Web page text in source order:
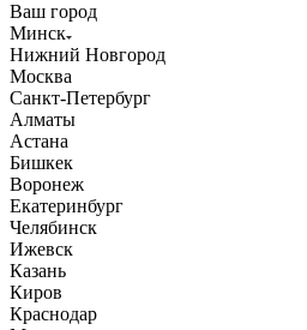
Ваш город
Минск
Нижний Новгород
Москва
Санкт-Петербург
Алматы
Астана
Бишкек
Воронеж
Екатеринбург
Челябинск
Ижевск
Казань
Киров
Краснодар